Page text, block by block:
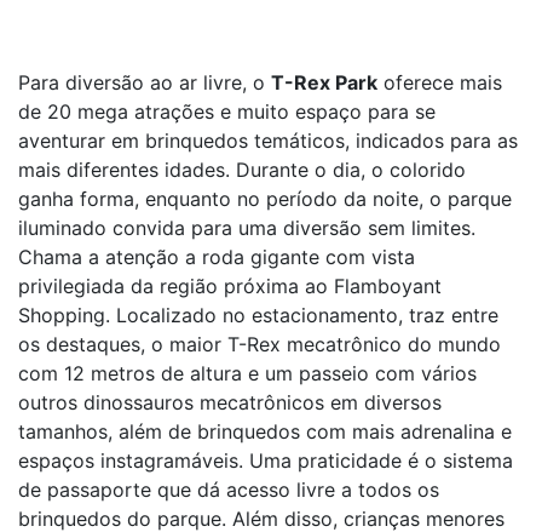
Para diversão ao ar livre, o T-Rex Park oferece mais
de 20 mega atrações e muito espaço para se
aventurar em brinquedos temáticos, indicados para as
mais diferentes idades. Durante o dia, o colorido
ganha forma, enquanto no período da noite, o parque
iluminado convida para uma diversão sem limites.
Chama a atenção a roda gigante com vista
privilegiada da região próxima ao Flamboyant
Shopping. Localizado no estacionamento, traz entre
os destaques, o maior T-Rex mecatrônico do mundo
com 12 metros de altura e um passeio com vários
outros dinossauros mecatrônicos em diversos
tamanhos, além de brinquedos com mais adrenalina e
espaços instagramáveis. Uma praticidade é o sistema
de passaporte que dá acesso livre a todos os
brinquedos do parque. Além disso, crianças menores